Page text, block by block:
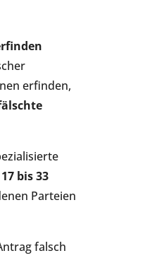
erfinden,
17 bis 33
Parteien
falsch